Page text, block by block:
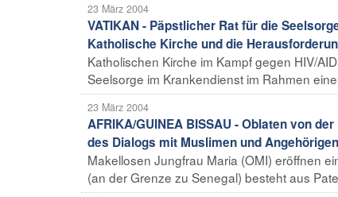
23 März 2004
VATIKAN - Päpstlicher Rat für die
Katholische Kirche und die
Katholischen Kirche im Kampf gegen HIV/
Seelsorge im Krankendienst im Rahmen
23 März 2004
AFRIKA/GUINEA BISSAU - Oblaten von
des Dialogs mit Muslimen und
Makellosen Jungfrau Maria (OMI) eröffnen
(an der Grenze zu Senegal) besteht aus